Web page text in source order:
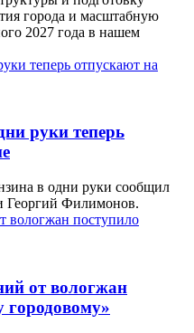
города и масштабную
2027 года в нашем
руки теперь
в одни руки сообщил
Георгий Филимонов.
от вологжан
городовому»